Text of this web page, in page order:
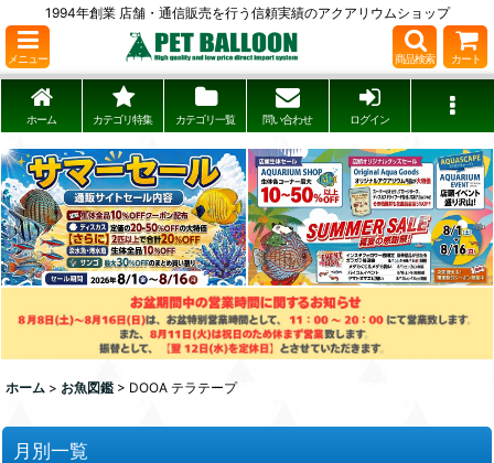
1994年創業 店舗・通信販売を行う信頼実績のアクアリウムショップ
メニュー 商品検索 カート
ホーム カテゴリ特集 カテゴリ一覧 問い合わせ ログイン
ホーム > お魚図鑑 > DOOA テラテープ
月別一覧